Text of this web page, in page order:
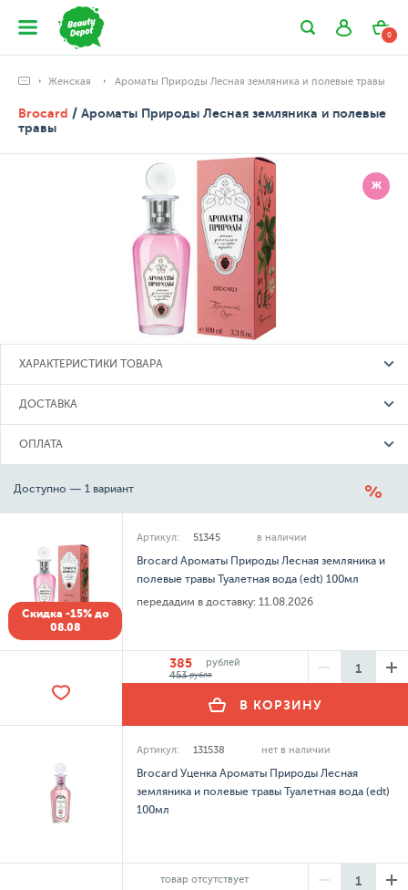
0
Женская Ароматы Природы Лесная земляника и полевые травы
Brocard / Ароматы Природы Лесная земляника и полевые
травы
Ж
ХАРАКТЕРИСТИКИ ТОВАРА
ДОСТАВКА
ОПЛАТА
Доступно — 1 вариант
Скидка -15% до
08.08
Артикул: 51345 в наличии
Brocard Ароматы Природы Лесная земляника и
полевые травы Туалетная вода (edt) 100мл
передадим в доставку: 11.08.2026
385
рублей
453рубля
В КОРЗИНУ
Артикул: 131538 нет в наличии
Brocard Уценка Ароматы Природы Лесная
земляника и полевые травы Туалетная вода (edt)
100мл
товар отсутствует